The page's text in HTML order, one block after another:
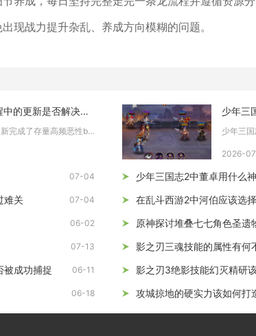
现战力提升杂乱、养成方向模糊的问题。
时空猎人三次觉醒中的更新是否解决了之前的bug
时空猎人三次觉醒更新完成了存量高频恶性bug的批量修复，但小...
2026-
07-04 少年三国志2中董卓用什么
难关 07-04 在乱斗西游2中河伯应该选
06-02 原神探讨堆叠七七角色圣遗
07-13 影之刃三魂技能的属性有何
被成功捕捉 06-11 影之刃3绝影技能幻灭精研
06-18 攻城掠地的硬实力该如何打